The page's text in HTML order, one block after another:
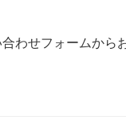
わせフォームから